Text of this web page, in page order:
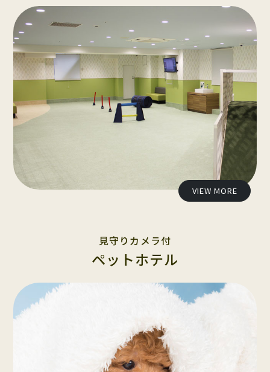
VIEW MORE
見守りカメラ付
ペットホテル